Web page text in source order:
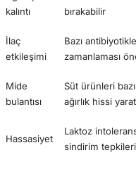
kalıntı
bırakabilir
İlaç
etkileşimi
Bazı
zamanlaması
Mide
bulantısı
Süt ürünleri
ağırlık hissi
Hassasiyet
Laktoz
sindirim